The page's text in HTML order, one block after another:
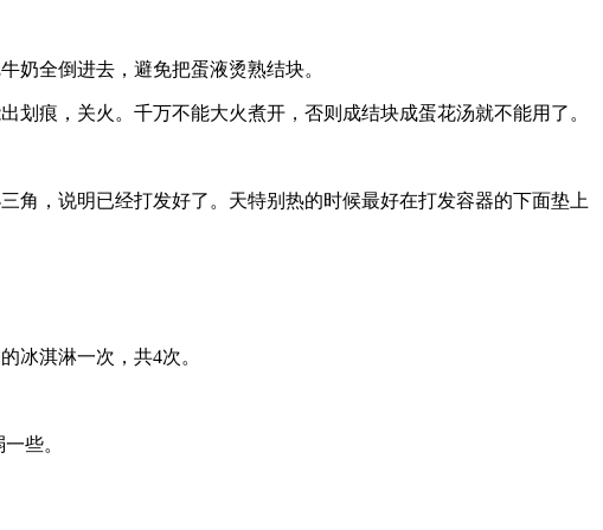
奶全倒进去，避免把蛋液烫熟结块。
痕，关火。千万不能大火煮开，否则成结块成蛋花汤就不能用了。
角，说明已经打发好了。天特别热的时候最好在打发容器的下面垫上
冰淇淋一次，共4次。
些。